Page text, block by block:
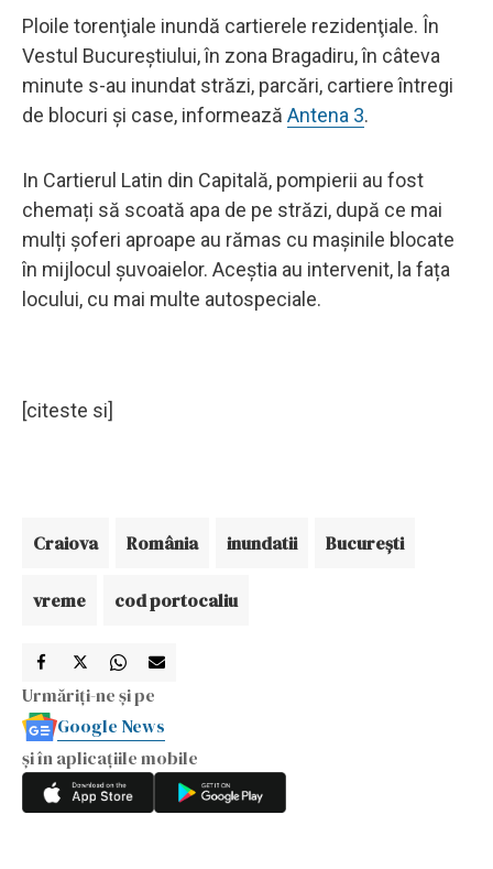
Ploile torenţiale inundă cartierele rezidenţiale. În
Vestul Bucureştiului, în zona Bragadiru, în câteva
minute s-au inundat străzi, parcări, cartiere întregi
de blocuri şi case, informează Antena 3.
In Cartierul Latin din Capitală, pompierii au fost
chemați să scoată apa de pe străzi, după ce mai
mulți șoferi aproape au rămas cu mașinile blocate
în mijlocul șuvoaielor. Aceștia au intervenit, la fața
locului, cu mai multe autospeciale.
[citeste si]
Craiova România inundatii Bucureşti
vreme cod portocaliu
Urmăriți-ne și pe
Google News
și în aplicațiile mobile